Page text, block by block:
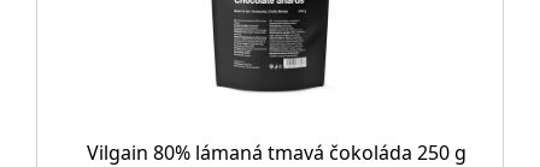
Vilgain 80% lámaná tmavá čokoláda 250 g